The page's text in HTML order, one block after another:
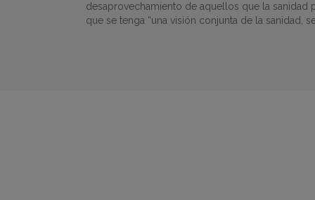
desaprovechamiento de aquellos que la sanidad
que se tenga “una visión conjunta de la sanidad,